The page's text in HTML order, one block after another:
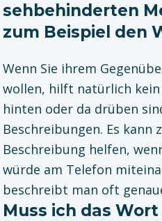
sehbehinderten
zum Beispiel den
Wenn Sie ihrem
wollen, hilft natürlich kein
hinten oder da drüben
Beschreibungen. Es kann
Beschreibung helfen,
würde am Telefon
beschreibt man oft
Muss ich das Wort